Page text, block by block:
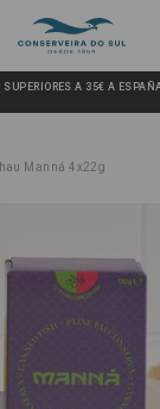
SUPERIORES A 35€ A
Manná 4x22g